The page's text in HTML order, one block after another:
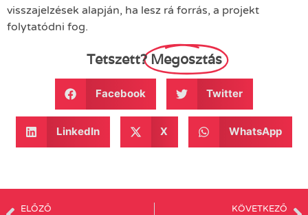
visszajelzések alapján, ha lesz rá forrás, a projekt
folytatódni fog.
Tetszett?Megosztás
Facebook Twitter
LinkedIn X WhatsApp
ELŐZŐ KÖVETKEZŐ